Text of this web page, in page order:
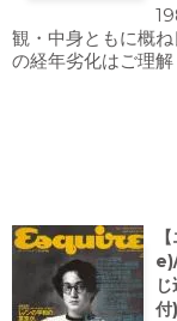
観・中身ともに概
の経年劣化はご理解
付